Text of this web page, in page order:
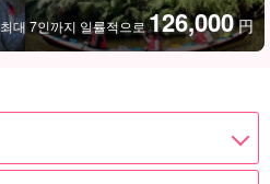
최대 7인까지 일률적으로126,000 円